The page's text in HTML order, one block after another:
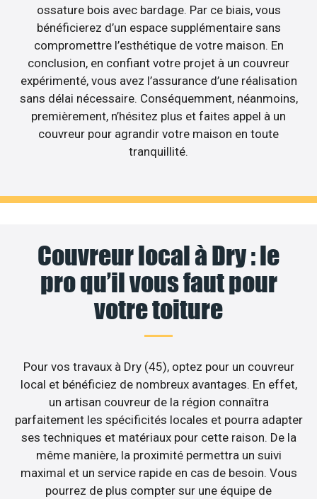
ossature bois avec bardage. Par ce biais, vous
bénéficierez d’un espace supplémentaire sans
compromettre l’esthétique de votre maison. En
conclusion, en confiant votre projet à un couvreur
expérimenté, vous avez l’assurance d’une réalisation
sans délai nécessaire. Conséquemment, néanmoins,
premièrement, n’hésitez plus et faites appel à un
couvreur pour agrandir votre maison en toute
tranquillité.
Couvreur local à Dry : le
pro qu’il vous faut pour
votre toiture
Pour vos travaux à Dry (45), optez pour un couvreur
local et bénéficiez de nombreux avantages. En effet,
un artisan couvreur de la région connaîtra
parfaitement les spécificités locales et pourra adapter
ses techniques et matériaux pour cette raison. De la
même manière, la proximité permettra un suivi
maximal et un service rapide en cas de besoin. Vous
pourrez de plus compter sur une équipe de